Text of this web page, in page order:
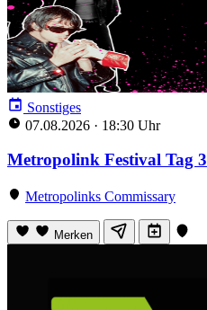
Sonstiges
07.08.2026 · 18:30 Uhr
Metropolink Festival Tag 3
Metropolinks Commissary
Merken